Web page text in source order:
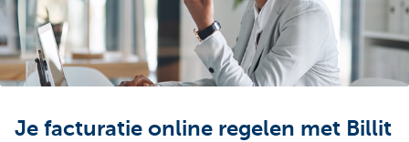
Ondernemers
Je facturatie online regelen met Billit